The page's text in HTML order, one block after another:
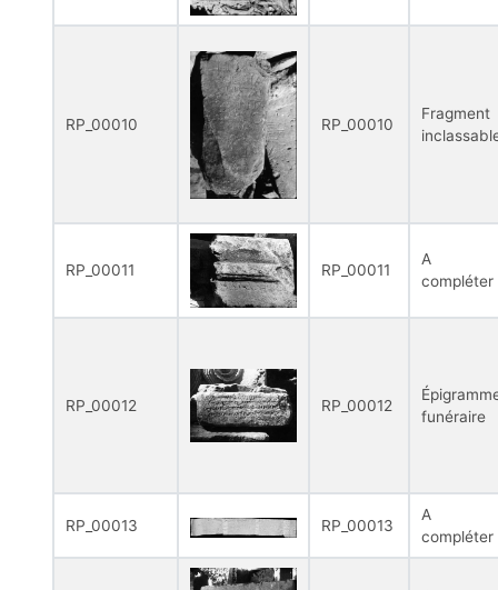
RP_00010 RP_00010
Fragment
RP_00011 RP_00011
A
compléter
RP_00012 RP_00012
funéraire
RP_00013 RP_00013
A
compléter